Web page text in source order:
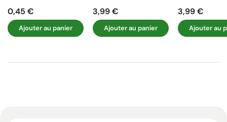
Prix
0,45 €
Ajouter au panier
Prix
3,99 €
Ajouter au panier
Prix
3,99 €
Ajouter au